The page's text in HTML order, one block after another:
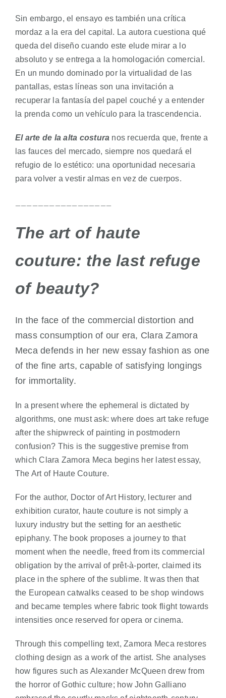
Sin embargo, el ensayo es también una crítica
mordaz a la era del capital. La autora cuestiona qué
queda del diseño cuando este elude mirar a lo
absoluto y se entrega a la homologación comercial.
En un mundo dominado por la virtualidad de las
pantallas, estas líneas son una invitación a
recuperar la fantasía del papel couché y a entender
la prenda como un vehículo para la trascendencia.
El arte de la alta costura nos recuerda que, frente a
las fauces del mercado, siempre nos quedará el
refugio de lo estético: una oportunidad necesaria
para volver a vestir almas en vez de cuerpos.
The art of haute
couture: the last refuge
of beauty?
In the face of the commercial distortion and
mass consumption of our era, Clara Zamora
Meca defends in her new essay fashion as one
of the fine arts, capable of satisfying longings
for immortality.
In a present where the ephemeral is dictated by
algorithms, one must ask: where does art take refuge
after the shipwreck of painting in postmodern
confusion? This is the suggestive premise from
which Clara Zamora Meca begins her latest essay,
The Art of Haute Couture.
For the author, Doctor of Art History, lecturer and
exhibition curator, haute couture is not simply a
luxury industry but the setting for an aesthetic
epiphany. The book proposes a journey to that
moment when the needle, freed from its commercial
obligation by the arrival of prêt-à-porter, claimed its
place in the sphere of the sublime. It was then that
the European catwalks ceased to be shop windows
and became temples where fabric took flight towards
intensities once reserved for opera or cinema.
Through this compelling text, Zamora Meca restores
clothing design as a work of the artist. She analyses
how figures such as Alexander McQueen drew from
the horror of Gothic culture; how John Galliano